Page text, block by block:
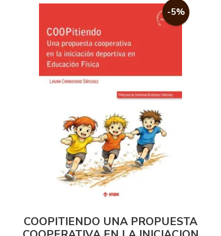
-5%
COOPITIENDO UNA PROPUESTA